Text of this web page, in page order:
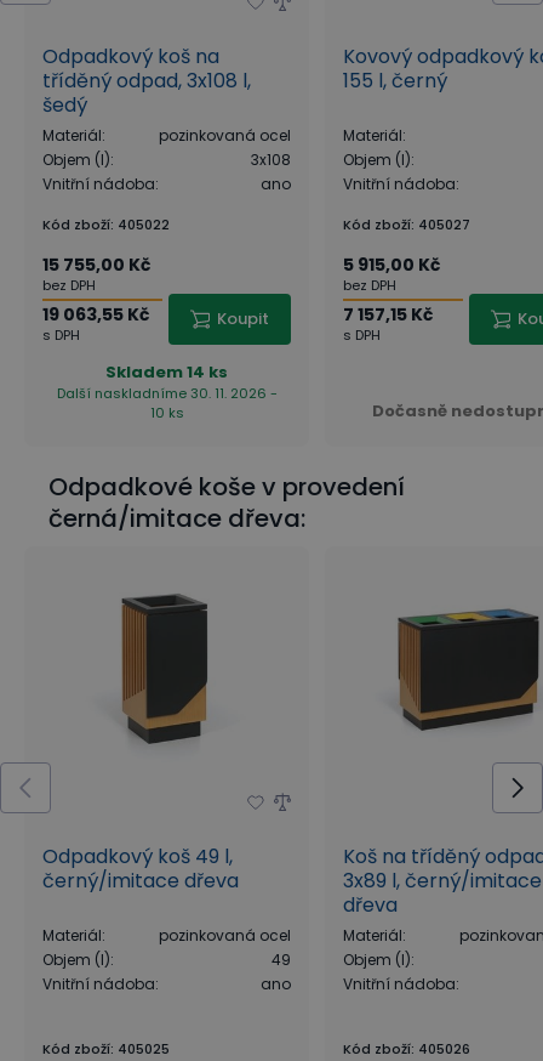
Odpadkový koš na
tříděný odpad, 3x108 l,
šedý
Materiál:
pozinkovaná ocel
Objem (l):
3x108
Vnitřní nádoba: ano
Kód zboží: 405022
15 755,00 Kč
bez DPH
19 063,55 Kč
s DPH
Koupit
Skladem14 ks
Další naskladníme 30. 11. 2026 -
10 ks
Kovový odpadkový
155 l, černý
Materiál:
Objem (l):
Vnitřní nádoba:
Kód zboží: 405027
5 915,00 Kč
bez DPH
7 157,15 Kč
s DPH
Dočasně
Odpadkové koše v provedení
černá/imitace dřeva:
Odpadkový koš 49 l,
černý/imitace dřeva
Materiál:
pozinkovaná ocel
Objem (l):
49
Vnitřní nádoba: ano
Kód zboží: 405025
Koš na tříděný
3x89 l, černý/imitace
dřeva
Materiál:
Objem (l):
Vnitřní nádoba:
Kód zboží: 405026